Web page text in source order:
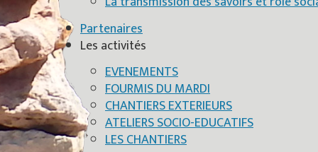
Partenaires
Les activités
EVENEMENTS
FOURMIS DU MARDI
CHANTIERS EXTERIEURS
ATELIERS SOCIO-EDUCATIFS
LES CHANTIERS